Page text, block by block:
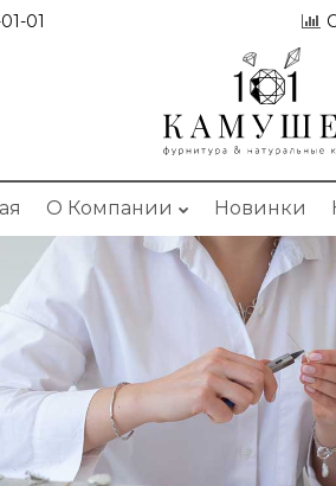
01
О Компании Новинки